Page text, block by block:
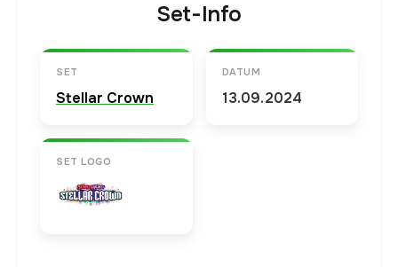
Set-Info
SET
Stellar Crown
DATUM
13.09.2024
SET LOGO